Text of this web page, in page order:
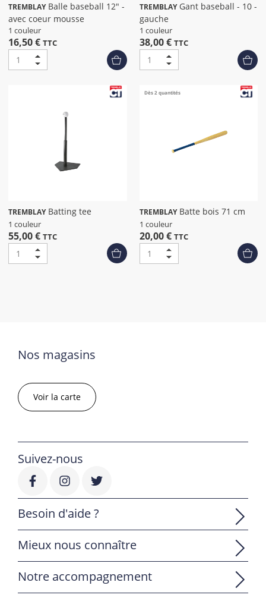
TREMBLAYBalle baseball 12" -
avec coeur mousse
1 couleur
16,50 € TTC
TREMBLAYGant baseball - 10 -
gauche
1 couleur
38,00 € TTC
TREMBLAY Batting tee
1 couleur
55,00 € TTC
Dès 2 quantités
TREMBLAY Batte bois 71 cm
1 couleur
20,00 € TTC
Nos magasins
Voir la carte
Suivez-nous
Besoin d'aide ?
Mieux nous connaître
Notre accompagnement